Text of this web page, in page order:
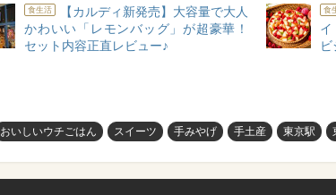
食生活
【カルディ新発売】大容量で大人
かわいい「レモンバッグ」が超豪華！
セット内容正直レビュー♪
食
イ
おいしいウチごはん スイーツ 手みやげ 手土産 東京駅